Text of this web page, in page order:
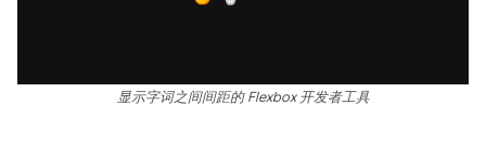
显示字词之间间距的 Flexbox 开发者工具